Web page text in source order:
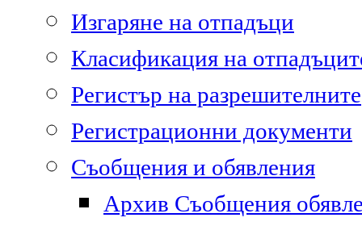
Изгаряне на отпадъци
Класификация на
Регистър на разрешителните
Регистрационни документи
Съобщения и обявления
Архив Съобщения